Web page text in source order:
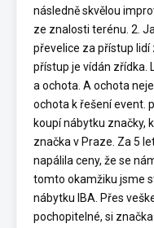
následně skvělou
ze znalosti terénu. 2.
převelice za přístup
přístup je vídán zřídka.
a ochota. A ochota
ochota k řešení event.
koupí nábytku značky,
značka v Praze. Za 5
napálila ceny, že se
tomto okamžiku jsme
nábytku IBA. Přes
pochopitelné, si